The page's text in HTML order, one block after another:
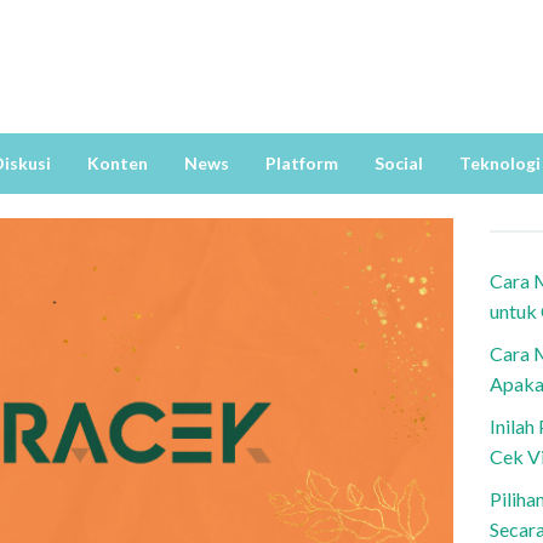
Konten News Platform Social Teknologi
Cara
untuk
Cara
Inilah
Cek